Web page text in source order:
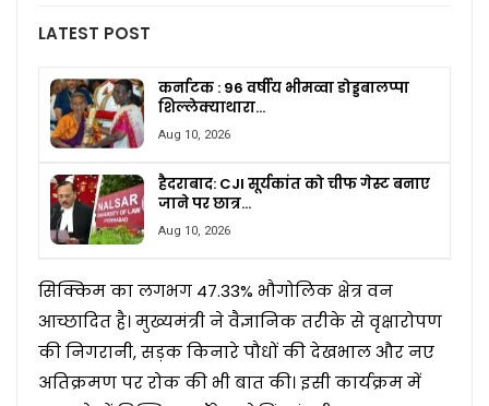
LATEST POST
कर्नाटक : 96 वर्षीय भीमव्वा डोड्डबालप्पा
शिल्लेक्याथारा…
Aug 10, 2026
हैदराबाद: CJI सूर्यकांत को चीफ गेस्ट बनाए
जाने पर छात्र…
Aug 10, 2026
सिक्किम का लगभग 47.33% भौगोलिक क्षेत्र वन
आच्छादित है। मुख्यमंत्री ने वैज्ञानिक तरीके से वृक्षारोपण
की निगरानी, सड़क किनारे पौधों की देखभाल और नए
अतिक्रमण पर रोक की भी बात की। इसी कार्यक्रम में